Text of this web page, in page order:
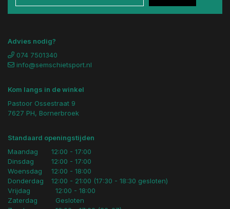
Advies nodig?
074 7501340
info@semschietsport.nl
Kom langs in de winkel
Pastoor Ossestraat 9
7627 PH, Bornerbroek
Standaard openingstijden
Maandag
Dinsdag
Woensdag
Donderdag
12:00 - 17:00
12:00 - 17:00
12:00 - 18:00
12:00 - 21:00 (17:30 - 18:30 gesloten)
Vrijdag
Zaterdag
12:00 - 18:00
Gesloten